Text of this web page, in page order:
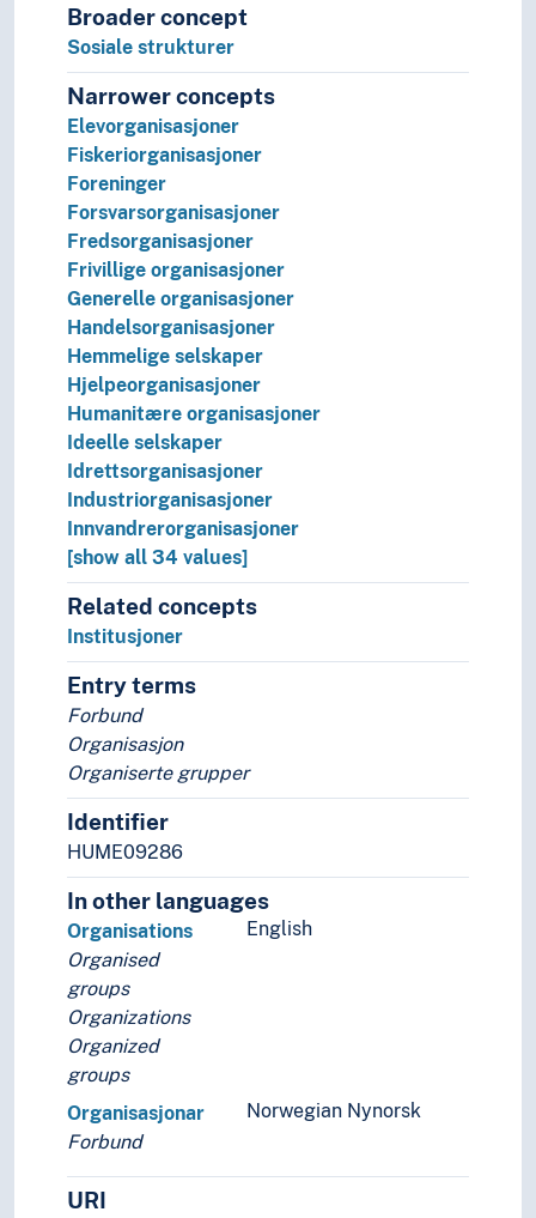
Vitenskapsselskaper
Sentrum og periferi
Sosiale grupper
Sosiale roller
Stat og kirke
Sosiale ulikheter
Sosialstatistikk
Sosiologiske teorier
Symbolsk interaksjonisme
Velferd
Statistikk
Statsvitenskap
Teori og metode (Samfunnsvitenskap)
Språk
Tid i enheter, stadier og perioder
Broader concept
Sosiale strukturer
Narrower concepts
Elevorganisasjoner
Fiskeriorganisasjoner
Foreninger
Forsvarsorganisasjoner
Fredsorganisasjoner
Frivillige organisasjoner
Generelle organisasjoner
Handelsorganisasjoner
Hemmelige selskaper
Hjelpeorganisasjoner
Humanitære organisasjoner
Ideelle selskaper
Idrettsorganisasjoner
Industriorganisasjoner
Innvandrerorganisasjoner
[show all 34 values]
Related concepts
Institusjoner
Entry terms
Forbund
Organisasjon
Organiserte grupper
Identifier
HUME09286
In other languages
English
Organisations
Organised
groups
Organizations
Organized
groups
Norwegian Nynorsk
Organisasjonar
Forbund
URI